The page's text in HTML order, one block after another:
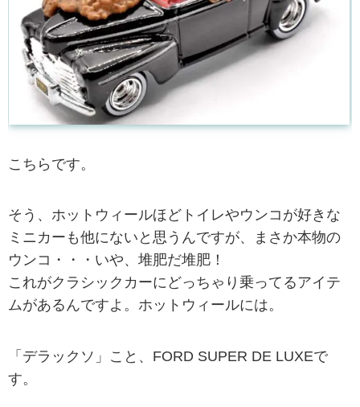
こちらです。
そう、ホットウィールほどトイレやウンコが好きな
ミニカーも他にないと思うんですが、まさか本物の
ウンコ・・・いや、堆肥だ堆肥！
これがクラシックカーにどっちゃり乗ってるアイテ
ムがあるんですよ。ホットウィールには。
「デラックソ」こと、FORD SUPER DE LUXEで
す。